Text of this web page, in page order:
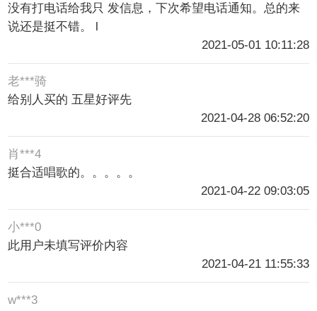
没有打电话给我只 发信息，下次希望电话通知。总的来
说还是挺不错。 l
2021-05-01 10:11:28
老***骑
给别人买的 五星好评先
2021-04-28 06:52:20
肖***4
挺合适唱歌的。。。。。
2021-04-22 09:03:05
小***0
此用户未填写评价内容
2021-04-21 11:55:33
w***3